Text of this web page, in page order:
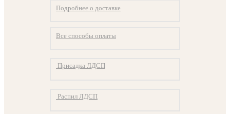
Подробнее о доставке
Все способы оплаты
Присадка ЛДСП
Распил ЛДСП